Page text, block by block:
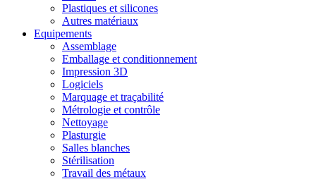
Plastiques et silicones
Autres matériaux
Equipements
Assemblage
Emballage et conditionnement
Impression 3D
Logiciels
Marquage et traçabilité
Métrologie et contrôle
Nettoyage
Plasturgie
Salles blanches
Stérilisation
Travail des métaux